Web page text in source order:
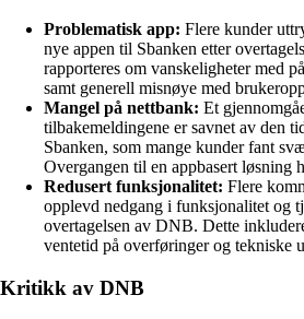
Problematisk app: Flere kunder
nye appen til Sbanken etter
rapporteres om vanskeligheter med
samt generell misnøye med
Mangel på nettbank: Et
tilbakemeldingene er savnet av den
Sbanken, som mange kunder fant
Overgangen til en appbasert løsning
Redusert funksjonalitet: Flere
opplevd nedgang i funksjonalitet og
overtagelsen av DNB. Dette
ventetid på overføringer og tekniske
Kritikk av DNB